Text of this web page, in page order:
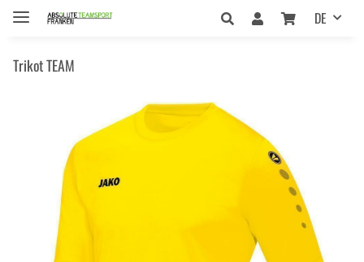
DE
Trikot TEAM